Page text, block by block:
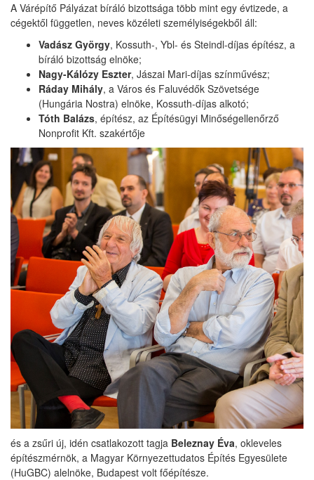
A Várépítő Pályázat bíráló bizottsága több mint egy évtizede, a
cégektől független, neves közéleti személyiségekből áll:
Vadász György, Kossuth-, Ybl- és Steindl-díjas építész, a
bíráló bizottság elnöke;
Nagy-Kálózy Eszter, Jászai Mari-díjas színművész;
Ráday Mihály, a Város és Faluvédők Szövetsége
(Hungária Nostra) elnöke, Kossuth-díjas alkotó;
Tóth Balázs, építész, az Építésügyi Minőségellenőrző
Nonprofit Kft. szakértője
és a zsűri új, idén csatlakozott tagja Beleznay Éva, okleveles
építészmérnök, a Magyar Környezettudatos Építés Egyesülete
(HuGBC) alelnöke, Budapest volt főépítésze.